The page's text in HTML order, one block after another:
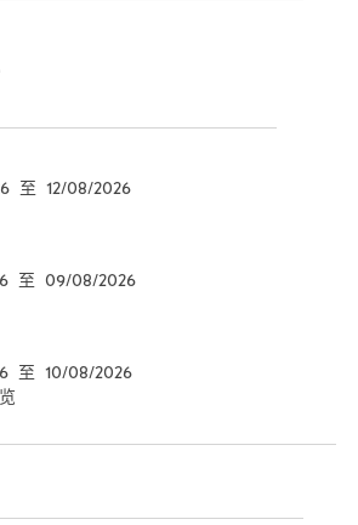
至 12/08/2026
至 09/08/2026
至 10/08/2026